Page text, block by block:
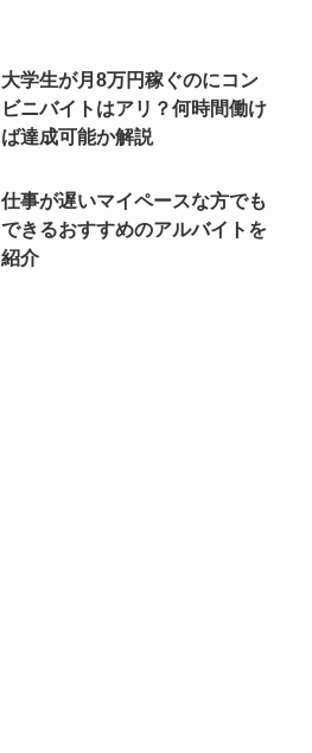
大学生が月8万円稼ぐのにコン
ビニバイトはアリ？何時間働け
ば達成可能か解説
仕事が遅いマイペースな方でも
できるおすすめのアルバイトを
紹介